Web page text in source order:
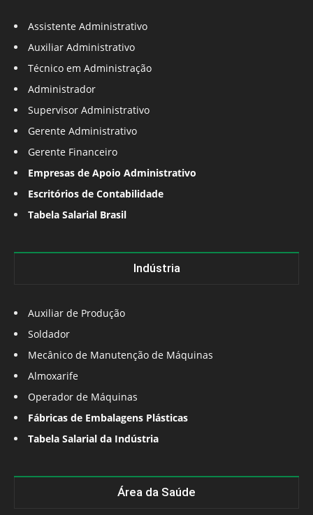
Assistente Administrativo
Auxiliar Administrativo
Técnico em Administração
Administrador
Supervisor Administrativo
Gerente Administrativo
Gerente Financeiro
Empresas de Apoio Administrativo
Escritórios de Contabilidade
Tabela Salarial Brasil
Indústria
Auxiliar de Produção
Soldador
Mecânico de Manutenção de Máquinas
Almoxarife
Operador de Máquinas
Fábricas de Embalagens Plásticas
Tabela Salarial da Indústria
Área da Saúde